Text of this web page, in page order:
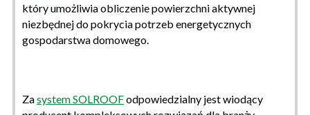
który umożliwia obliczenie powierzchni aktywnej
niezbędnej do pokrycia potrzeb energetycznych
gospodarstwa domowego.
Zasystem SOLROOFodpowiedzialny jest wiodący